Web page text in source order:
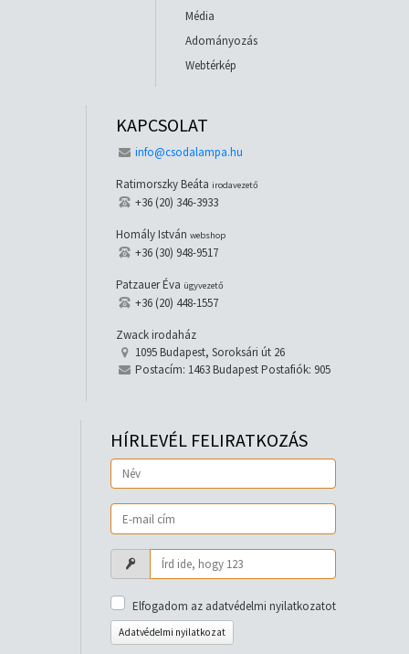
Média
Adományozás
Webtérkép
KAPCSOLAT
info@csodalampa.hu
Ratimorszky Beáta irodavezető
+36 (20) 346-3933
Homály István webshop
+36 (30) 948-9517
Patzauer Éva ügyvezető
+36 (20) 448-1557
Zwack irodaház
1095 Budapest, Soroksári út 26
Postacím: 1463 Budapest Postafiók: 905
HÍRLEVÉL FELIRATKOZÁS
Elfogadom az adatvédelmi nyilatkozatot
Adatvédelmi nyilatkozat